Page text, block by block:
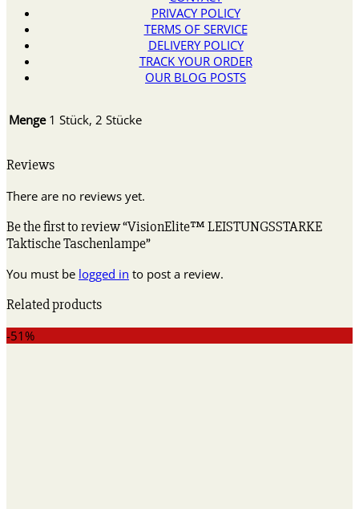
PRIVACY POLICY
TERMS OF SERVICE
DELIVERY POLICY
TRACK YOUR ORDER
OUR BLOG POSTS
Menge 1 Stück, 2 Stücke
Reviews
There are no reviews yet.
Be the first to review “VisionElite™ LEISTUNGSSTARKE
Taktische Taschenlampe”
You must be logged in to post a review.
Related products
-51%